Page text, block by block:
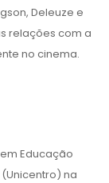
Deleuze e
relações com a
no cinema.
Educação
na